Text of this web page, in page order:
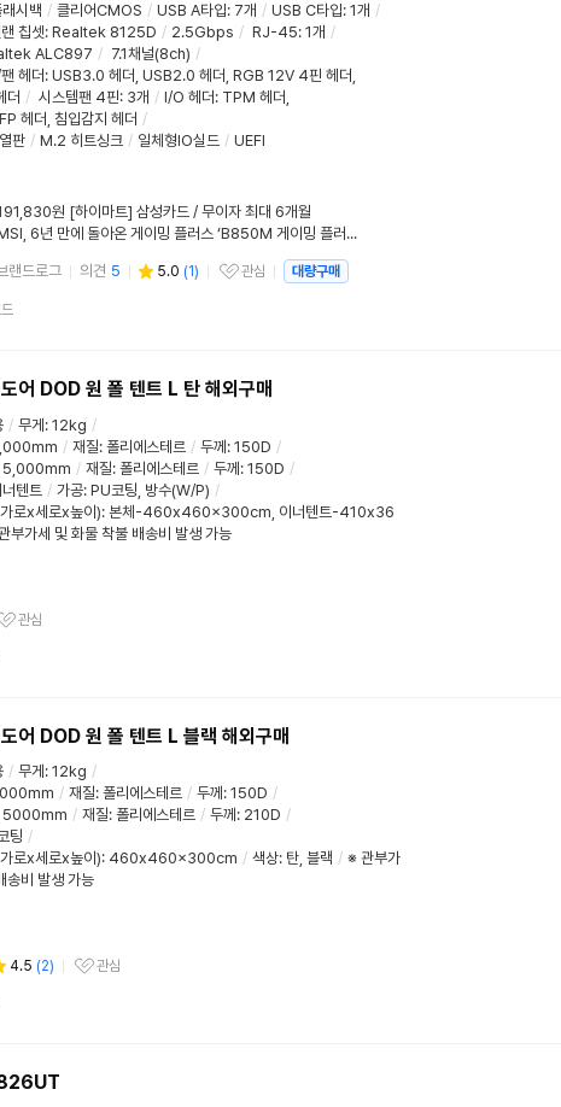
시백 / 클리어CMOS / USB A타입: 7개 / USB C타입: 1개 /
칩셋: Realtek 8125D / 2.5Gbps / RJ-45: 1개 /
ALC897 / 7.1채널(8ch) /
헤더:USB3.0 헤더 USB2.0 헤더 RGB 12V 4핀 헤더
더 / 시스템팬 4핀: 3개 / I/O 헤더: TPM 헤더,
헤더
침입감지 헤더 /
판 / M.2 히트싱크 / 일체형IO실드 / UEFI
원 [하이마트] 삼성카드 / 무이자 최대 6개월
MSI, 6년 만에 돌아온 게이밍 플러스 ‘B850M 게이밍 플러스 WIFI6E’ 출시
랜드로그 의견 5 5.0 (1)
관심상품
관심 대량구매
어 DOD 원 폴 텐트 L 탄 해외구매
/ 무게 : 12kg /
/ 재질: 폴리에스테르 / 두께 : 150D /
5,000mm / 재질: 폴리에스테르 / 두께 : 150D /
너텐트 / 가공: PU코팅 방수(W/P) /
가로x세로x높이): 본체-460x460x300cm, 이너텐트-410x36
부가세 및 화물 착불 배송비 발생 가능
상품
관심
어 DOD 원 폴 텐트 L 블랙 해외구매
/ 무게 : 12kg /
/ 재질: 폴리에스테르 / 두께 : 150D /
5000mm / 재질: 폴리에스테르 / 두께 : 210D /
팅 /
가로x세로x높이): 460x460x300cm / 색상: 탄, 블랙 / ※ 관부가
송비 발생 가능
4.5 (2)
관심상품
관심